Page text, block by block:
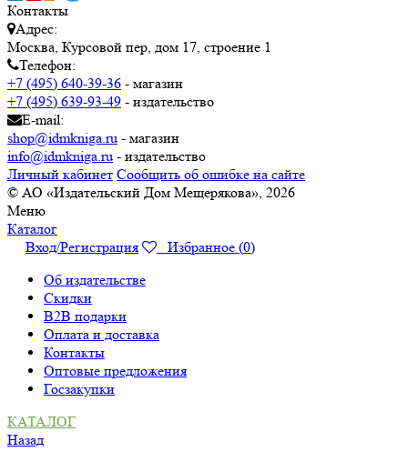
Контакты
Адрес:
Москва, Курсовой пер, дом 17, строение 1
Телефон:
+7 (495) 640-39-36 - магазин
+7 (495) 639-93-49 - издательство
E-mail:
shop@idmkniga.ru - магазин
info@idmkniga.ru - издательство
Личный кабинет Сообщить об ошибке на сайте
© АО «Издательский Дом Мещерякова», 2026
Меню
Каталог
Вход/Регистрация
Избранное (0)
Об издательстве
Скидки
B2B подарки
Оплата и доставка
Контакты
Оптовые предложения
Госзакупки
КАТАЛОГ
Назад